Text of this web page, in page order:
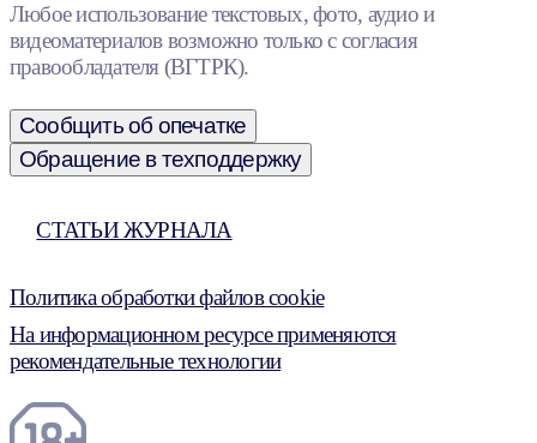
Любое использование текстовых, фото, аудио и
видеоматериалов возможно только с согласия
правообладателя (ВГТРК).
Сообщить об опечатке
Обращение в техподдержку
СТАТЬИ ЖУРНАЛА
Политика обработки файлов cookie
На информационном ресурсе применяются
рекомендательные технологии